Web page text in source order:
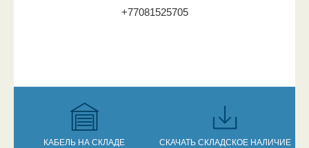
+77081525705
КАБЕЛЬ НА СКЛАДЕ СКАЧАТЬ СКЛАДСКОЕ НАЛИЧИЕ